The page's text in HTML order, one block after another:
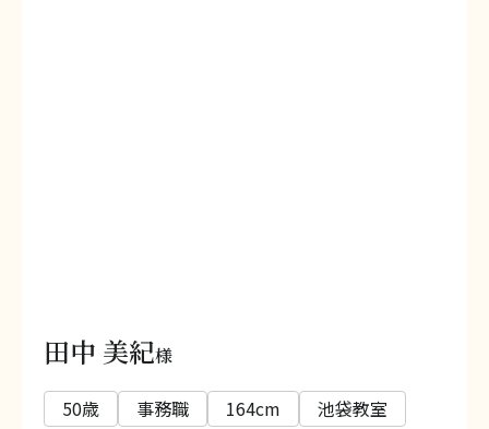
田中 美紀様
50歳 事務職 164cm 池袋教室